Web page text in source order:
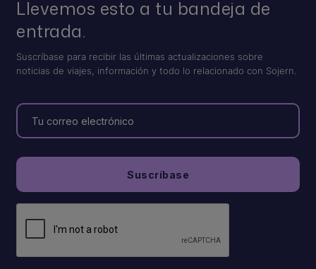
Llevemos esto a tu bandeja de
entrada.
Suscríbase para recibir las últimas actualizaciones sobre
noticias de viajes, información y todo lo relacionado con Sojern.